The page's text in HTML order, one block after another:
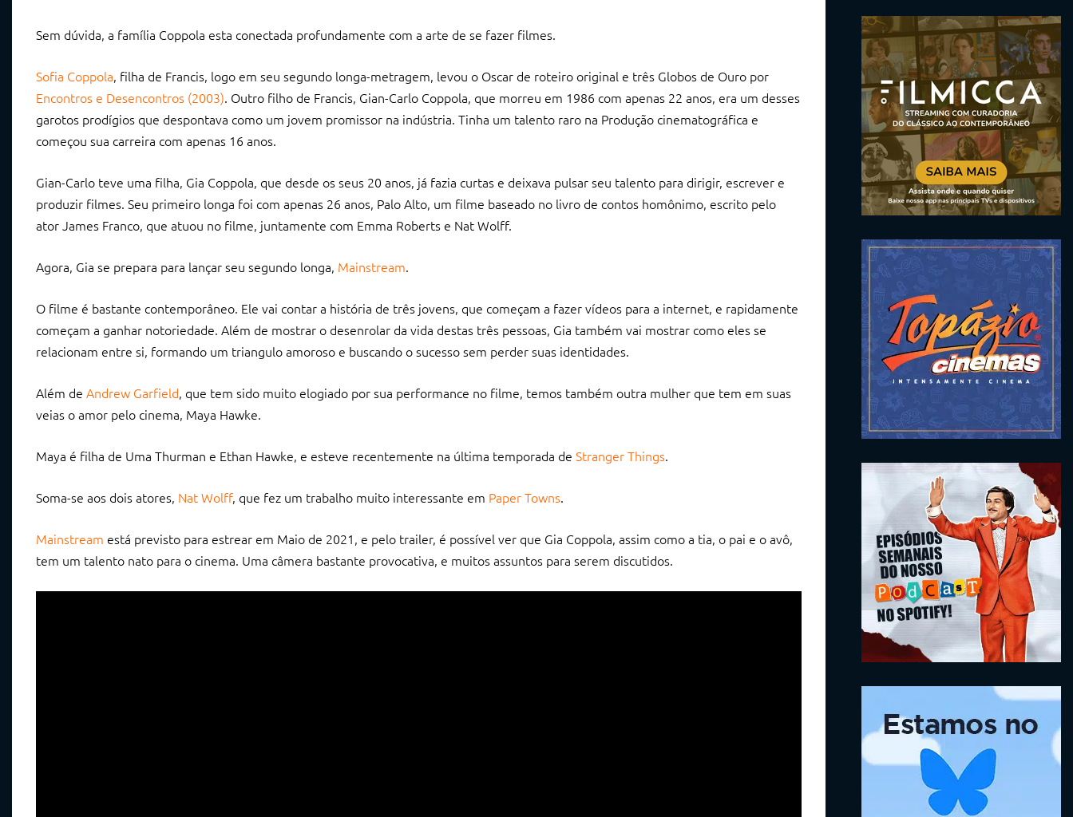
Sem dúvida, a família Coppola esta conectada profundamente com a arte de se fazer filmes.
Sofia Coppola, filha de Francis, logo em seu segundo longa-metragem, levou o Oscar de roteiro original e três Globos de Ouro por
Encontros e Desencontros (2003). Outro filho de Francis, Gian-Carlo Coppola, que morreu em 1986 com apenas 22 anos, era um desses
garotos prodígios que despontava como um jovem promissor na indústria. Tinha um talento raro na Produção cinematográfica e
começou sua carreira com apenas 16 anos.
Gian-Carlo teve uma filha, Gia Coppola, que desde os seus 20 anos, já fazia curtas e deixava pulsar seu talento para dirigir, escrever e
produzir filmes. Seu primeiro longa foi com apenas 26 anos, Palo Alto, um filme baseado no livro de contos homônimo, escrito pelo
ator James Franco, que atuou no filme, juntamente com Emma Roberts e Nat Wolff.
Agora, Gia se prepara para lançar seu segundo longa, Mainstream.
O filme é bastante contemporâneo. Ele vai contar a história de três jovens, que começam a fazer vídeos para a internet, e rapidamente
começam a ganhar notoriedade. Além de mostrar o desenrolar da vida destas três pessoas, Gia também vai mostrar como eles se
relacionam entre si, formando um triangulo amoroso e buscando o sucesso sem perder suas identidades.
Além de Andrew Garfield, que tem sido muito elogiado por sua performance no filme, temos também outra mulher que tem em suas
veias o amor pelo cinema, Maya Hawke.
Maya é filha de Uma Thurman e Ethan Hawke, e esteve recentemente na última temporada de Stranger Things.
Soma-se aos dois atores, Nat Wolff, que fez um trabalho muito interessante em Paper Towns.
Mainstream está previsto para estrear em Maio de 2021, e pelo trailer, é possível ver que Gia Coppola, assim como a tia, o pai e o avô,
tem um talento nato para o cinema. Uma câmera bastante provocativa, e muitos assuntos para serem discutidos.